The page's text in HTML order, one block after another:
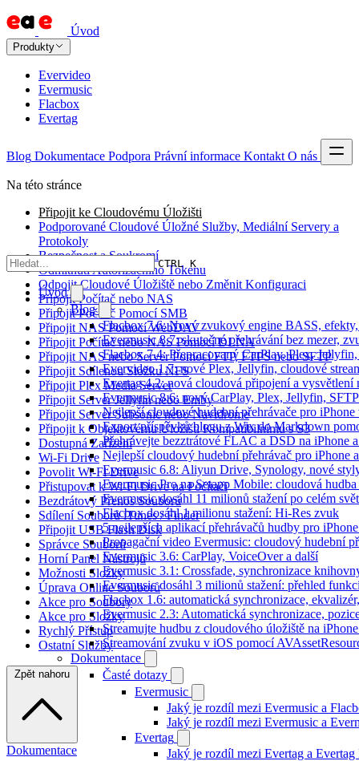
Úvod
Produkty
Evervideo
Evermusic
Flacbox
Evertag
Blog Dokumentace Podpora Právní informace Kontakt O nás
CTRL K
Úvod
Blog
Flacbox 7.6: Nový zvukový engine BASS,
Evermusic 8.7: skutečné přehrávání bez mezer,
Flacbox 7.4: Přepracovaný CarPlay, Plex,
Evervideo 1.7: nové Plex, Jellyfin, cloudové
Evertag 4.2: nová cloudová připojení a vysvětlení
Evermusic 8.6: nový CarPlay, Plex, Jellyfin,
Nejlepší cloudové hudební přehrávače pro iPhone
Export příspěvků blogu z Wix do Markdown
Přehrávejte bezztrátové FLAC a DSD na iPhone
Nejlepší cloudový hudební přehrávač pro iPhone
Evermusic 6.8: Aliyun Drive, Synology, nové
Evermusic Pro na Setapp Mobile: cloudová
Evermusic dosáhl 11 milionů stažení po celém
Flacbox dosáhl 1 milionu stažení: Hi-Res zvuk
5 nejlepších aplikací přehrávačů hudby pro
Propagační video Evermusic: cloudový hudební
Evermusic 3.6: CarPlay, VoiceOver a další
Evermusic 3.1: Crossfade, synchronizace
Evermusic dosáhl 3 milionů stažení: přehled
Flacbox 1.6: automatická synchronizace,
Evermusic 2.3: Automatická synchronizace,
Streamujte hudbu z cloudového úložiště na
Streamování zvuku v iOS pomocí
Dokumentace
Časté dotazy
Evermusic
Jaký je rozdíl mezi Evermusic a
Jaký je rozdíl mezi Evermusic a
Evertag
Jaký je rozdíl mezi Evertag a Evertag
Na této stránce
Připojit ke Cloudovému Úložišti
Podporované Cloudové Úložné Služby, Mediální Servery a
Protokoly
Bezpečnost a Soukromí
Odmítnutí Autorizačního Tokenu
Odpojit Cloudové Úložiště nebo Změnit Konfiguraci
Připojit Počítač nebo NAS
Připojit Počítač Pomocí SMB
Připojit NAS Pomocí WebDAV
Připojit Počítač nebo NAS Pomocí DLNA
Připojit NAS nebo Server Pomocí FTP, FTPS nebo SFTP
Připojit Sdílenou Složku NFS
Připojit Plex Media Server
Připojit Server Jellyfin nebo Emby
Připojit Server Subsonic nebo Navidrome
Připojit k Objektovému Úložišti Kompatibilnímu s S3
Dostupná Zařízení
Wi-Fi Drive
Povolit Wi-Fi Drive
Přistupovat k Wi-Fi Drive na Počítači
Bezdrátový Přenos Souborů
Sdílení Souborů iTunes / Finder
Připojit USB Flash Disk
Správce Souborů
Horní Panel Nástrojů
Možnosti Složky
Úprava Online Souborů
Akce pro Soubory
Akce pro Složky
Rychlý Přístup
Ostatní Služby
Zpět nahoru
Dokumentace